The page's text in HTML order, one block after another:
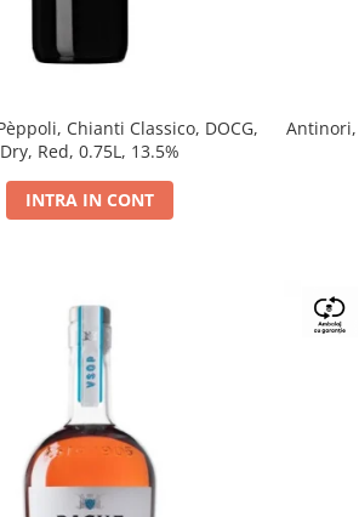
Chianti Classico, DOCG,
Dry, Red, 0.75L, 13.5%
INTRA IN CONT
Antinori,